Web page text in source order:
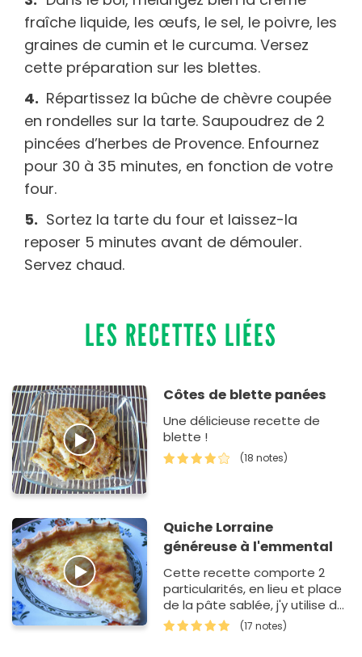
fraîche liquide, les œufs, le sel, le poivre, les
graines de cumin et le curcuma. Versez
cette préparation sur les blettes.
Répartissez la bûche de chèvre coupée
en rondelles sur la tarte. Saupoudrez de 2
pincées d’herbes de Provence. Enfournez
pour 30 à 35 minutes, en fonction de votre
four.
Sortez la tarte du four et laissez-la
reposer 5 minutes avant de démouler.
Servez chaud.
LES RECETTES LIÉES
Côtes de blette panées
Une délicieuse recette de
blette !
(18 notes)
Quiche Lorraine
généreuse à l'emmental
Cette recette comporte 2
particularités, en lieu et place
de la pâte sablée, j'y utilise de
la pâte feuilletée qui à mon
humble avis apporte à la
(17 notes)